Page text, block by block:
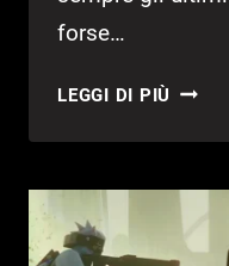
forse…
LEGGI DI PIÙ COSA
EP.1